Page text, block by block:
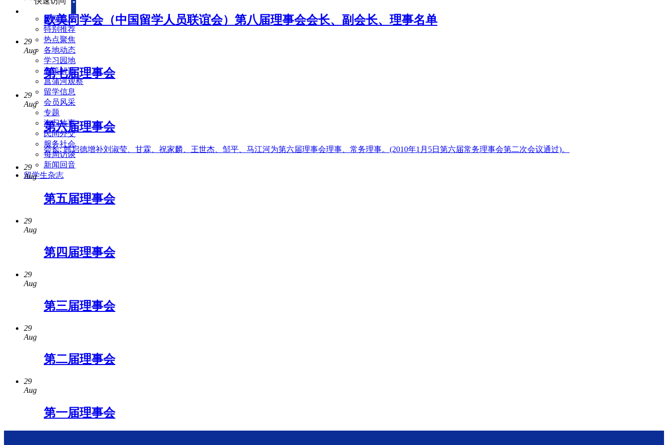
本网首发
特别推荐
热点聚焦
各地动态
学习园地
政策解读
菖蒲河观察
留学信息
会员风采
专题
海归故事
民间外交
服务社会
每周访谈
新闻回音
留学生杂志
欧美同学会（中国留学人员联谊会）第八届理事会会长、副会长、理事名单
29
Aug
第七届理事会
29
Aug
第六届理事会
会长: 韩启德增补刘淑莹、甘霖、祝家麟、王世杰、邹平、马江河为第六届理事会理事、常务理事。(2010年1月5日第六届常务理事会第二次会议通过)。
29
Aug
第五届理事会
29
Aug
第四届理事会
29
Aug
第三届理事会
29
Aug
第二届理事会
29
Aug
第一届理事会